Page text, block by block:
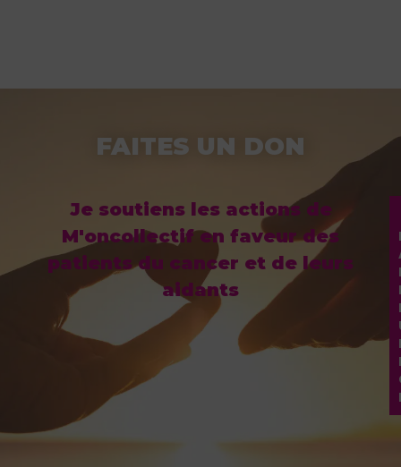
FAITES UN DON
Je soutiens les actions de
M'oncollectif en faveur des
patients du cancer et de leurs
aidants
I